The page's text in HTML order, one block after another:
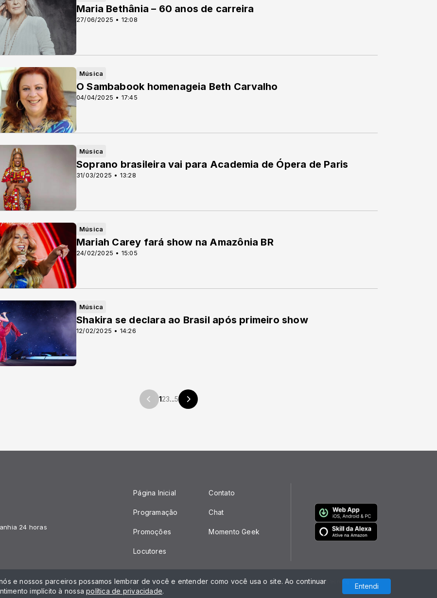
27/06/2025 • 12:08
Maria Bethânia – 60 anos de carreira
Música
04/04/2025 • 17:45
O Sambabook homenageia Beth Carvalho
Música
31/03/2025 • 13:28
Soprano brasileira vai para Academia de Ópera de Paris
Música
24/02/2025 • 15:05
Mariah Carey fará show na Amazônia BR
Música
12/02/2025 • 14:26
Shakira se declara ao Brasil após primeiro show
123...5
24 horas
Página Inicial
Programação
Promoções
Locutores
Contato
Chat
Momento Geek
Com a tecnologia
e nossos parceiros possamos lembrar de você e entender como você usa o site. Ao continuar
implícito à nossapolítica de privacidade.
Entendi